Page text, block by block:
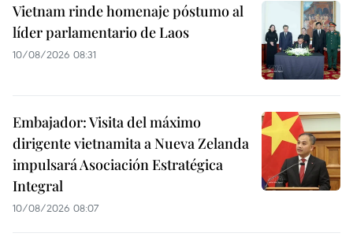
Vietnam rinde homenaje póstumo al
líder parlamentario de Laos
10/08/2026 08:31
Embajador: Visita del máximo
dirigente vietnamita a Nueva Zelanda
impulsará Asociación Estratégica
Integral
10/08/2026 08:07